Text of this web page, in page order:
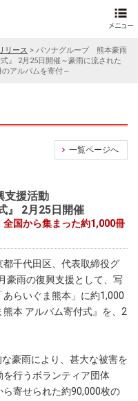
リース > パソナグループ 熊本豪雨
』 2月25日開催～豪雨に流された
アルバムを寄付～
一覧ページへ
支援活動
』 2月25日開催
全国から集まった約1,000冊
都千代田区、代表取締役グ
豪雨の復興支援として、写
らいぐま熊本」に約1,000
本 アルバム寄付式』を、2
豪雨により、甚大な被害を
行うボランティア団体
ら寄せられた約90,000枚の